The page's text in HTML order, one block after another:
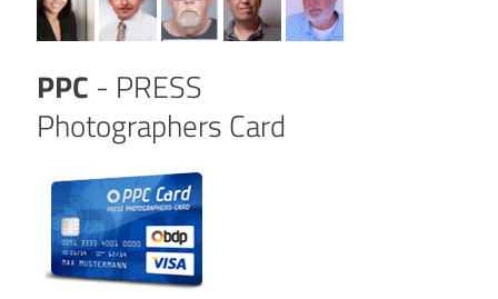
PPC - PRESS
Photographers Card